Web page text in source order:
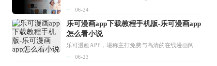
06-24
乐可漫画app下载教程手机版-乐可漫画app
怎么看小说
乐可漫画APP，堪称主打免费与高清的在线漫画阅读神器。其官方版提供海量完整版漫画资源，无论是国内漫画，还是日漫、韩漫、台漫、美漫等国外漫画，应有尽有，随时供你阅读。只需轻点一下，便能直接进入阅读界面。不仅如此，乐可漫画最新版本更新速度极快，在这里，你总能抢先看到全网一手漫画章节内容！...
06-23